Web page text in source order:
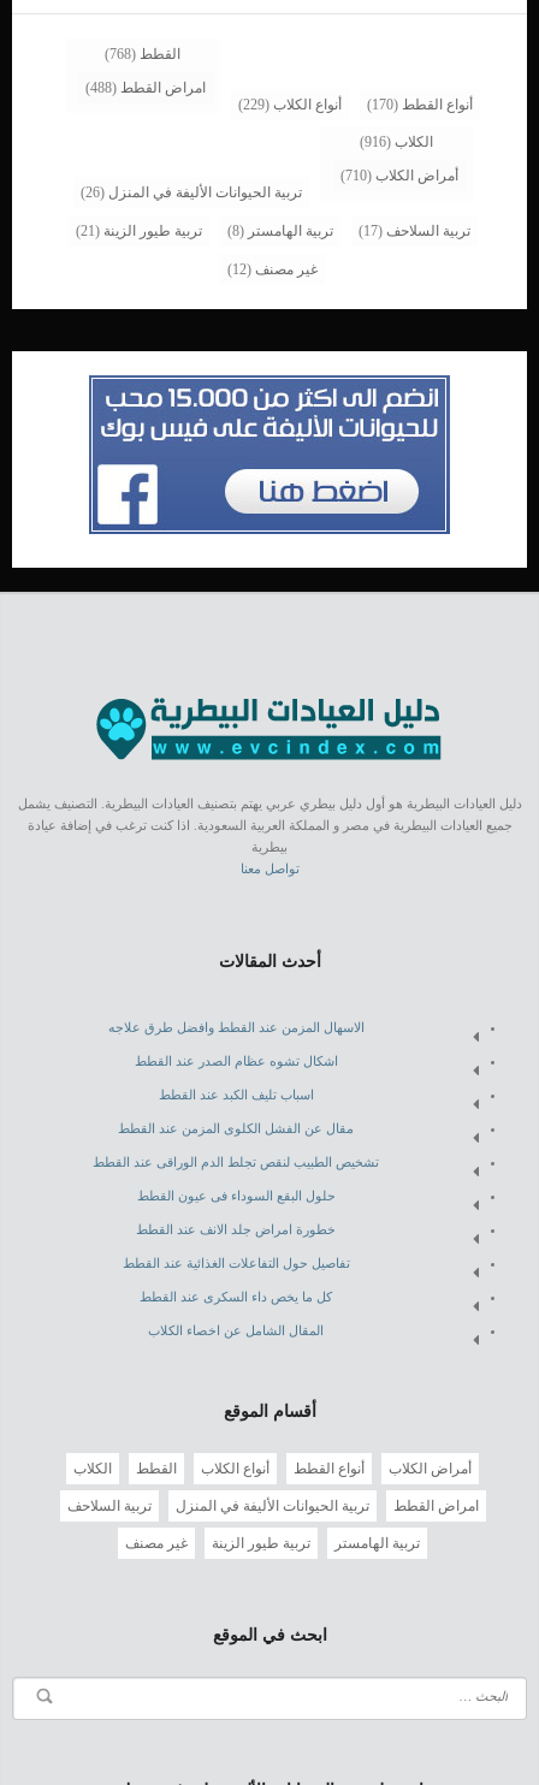
أنواع القطط (170) أنواع الكلاب (229)
القطط (768)
امراض القطط (488)
الكلاب (916)
أمراض الكلاب (710)
تربية الحيوانات الأليفة في المنزل (26)
تربية السلاحف (17) تربية الهامستر (8) تربية طيور الزينة (21)
غير مصنف (12)
دليل العيادات البيطرية هو أول دليل بيطري عربي يهتم بتصنيف العيادات البيطرية. التصنيف يشمل
جميع العيادات البيطرية في مصر و المملكة العربية السعودية. اذا كنت ترغب في إضافة عيادة
بيطرية
تواصل معنا
أحدث المقالات
الاسهال المزمن عند القطط وافضل طرق علاجه
اشكال تشوه عظام الصدر عند القطط
اسباب تليف الكبد عند القطط
مقال عن الفشل الكلوى المزمن عند القطط
تشخيص الطبيب لنقص تجلط الدم الوراقى عند القطط
حلول البقع السوداء فى عيون القطط
خطورة امراض جلد الانف عند القطط
تفاصيل حول التفاعلات الغذائية عند القطط
كل ما يخص داء السكرى عند القطط
المقال الشامل عن اخصاء الكلاب
أقسام الموقع
أمراض الكلاب أنواع القطط أنواع الكلاب القطط الكلاب
امراض القطط تربية الحيوانات الأليفة في المنزل تربية السلاحف
تربية الهامستر تربية طيور الزينة غير مصنف
ابحث في الموقع